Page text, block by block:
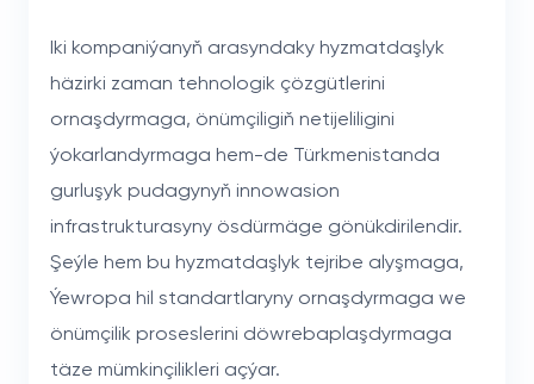
Iki kompaniýanyň arasyndaky hyzmatdaşlyk
häzirki zaman tehnologik çözgütlerini
ornaşdyrmaga, önümçiligiň netijeliligini
ýokarlandyrmaga hem-de Türkmenistanda
gurluşyk pudagynyň innowasion
infrastrukturasyny ösdürmäge gönükdirilendir.
Şeýle hem bu hyzmatdaşlyk tejribe alyşmaga,
Ýewropa hil standartlaryny ornaşdyrmaga we
önümçilik proseslerini döwrebaplaşdyrmaga
täze mümkinçilikleri açýar.